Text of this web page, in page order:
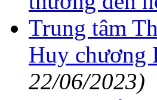
Trung tâm
Huy chương
22/06/2023)